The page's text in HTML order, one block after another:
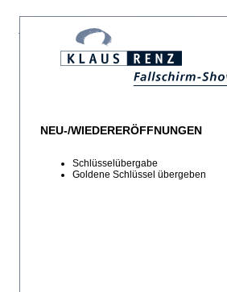
NEU-/WIEDERERÖFFNUNGEN
Schlüsselübergabe
Goldene Schlüssel übergeben